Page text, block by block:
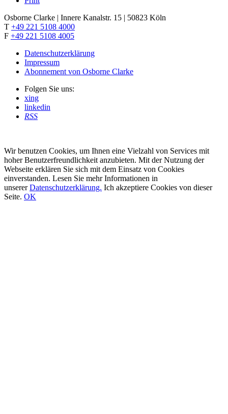
Osborne Clarke | Innere Kanalstr. 15 | 50823 Köln
T +49 221 5108 4000
F +49 221 5108 4005
Datenschutzerklärung
Impressum
Abonnement von Osborne Clarke
Folgen Sie uns:
xing
linkedin
RSS
Wir benutzen Cookies, um Ihnen eine Vielzahl von Services mit
hoher Benutzerfreundlichkeit anzubieten. Mit der Nutzung der
Webseite erklären Sie sich mit dem Einsatz von Cookies
einverstanden. Lesen Sie mehr Informationen in
unsererDatenschutzerklärung. Ich akzeptiere Cookies von dieser
Seite. OK